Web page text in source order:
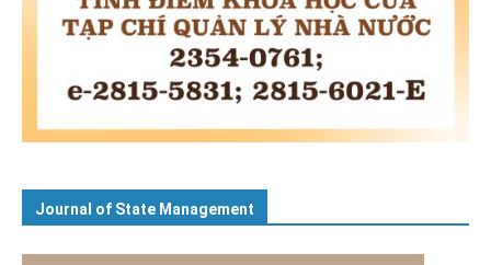
Journal of State Management